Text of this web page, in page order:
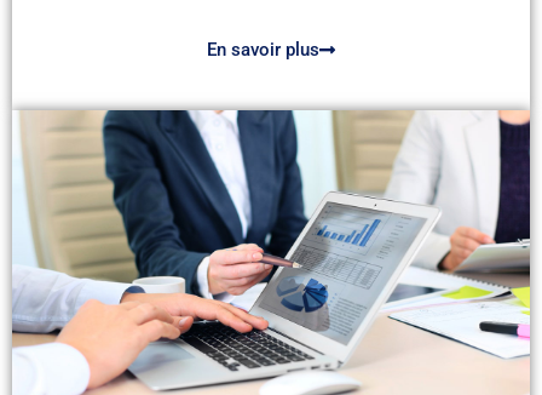
En savoir plus